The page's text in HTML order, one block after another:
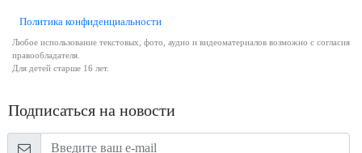
Политика конфиденциальности
Любое использование текстовых, фото, аудио и видеоматериалов возможно с согласия
правообладателя.
Для детей старше 16 лет.
Подписаться на новости